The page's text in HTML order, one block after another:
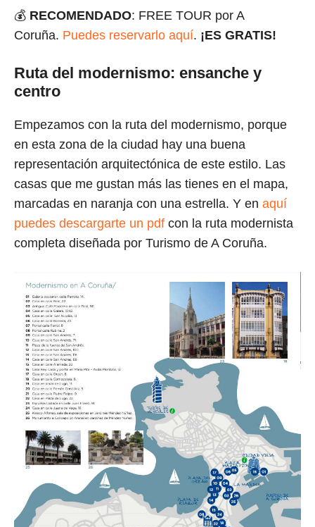
💰 RECOMENDADO: FREE TOUR por A
Coruña. Puedes reservarlo aquí. ¡ES GRATIS!
Ruta del modernismo: ensanche y
centro
Empezamos con la ruta del modernismo, porque
en esta zona de la ciudad hay una buena
representación arquitectónica de este estilo. Las
casas que me gustan más las tienes en el mapa,
marcadas en naranja con una estrella. Y en aquí
puedes descargarte un pdf con la ruta modernista
completa diseñada por Turismo de A Coruña.